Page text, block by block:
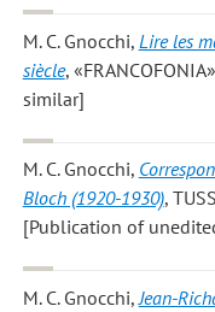
M. C. Gnocchi, Lire les
siècle,
similar]
M. C. Gnocchi,
Bloch (1920-1930),
[Publication of
M. C. Gnocchi, Jean-